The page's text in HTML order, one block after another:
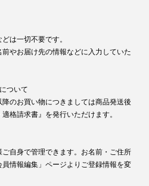
は一切不要です。
やお届け先の情報などに入力していた
ついて
のお買い物につきましては商品発送後
格請求書』を発行いただけます。
自身で管理できます。お名前・ご住所
情報編集」ページよりご登録情報を変